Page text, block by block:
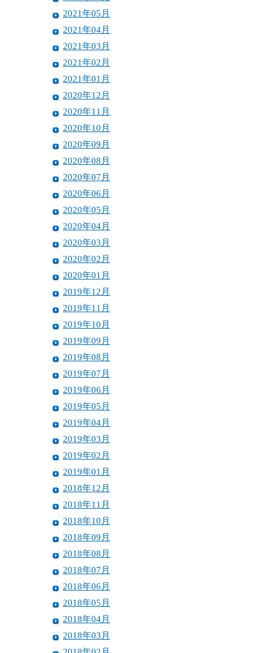
2021年05月
2021年04月
2021年03月
2021年02月
2021年01月
2020年12月
2020年11月
2020年10月
2020年09月
2020年08月
2020年07月
2020年06月
2020年05月
2020年04月
2020年03月
2020年02月
2020年01月
2019年12月
2019年11月
2019年10月
2019年09月
2019年08月
2019年07月
2019年06月
2019年05月
2019年04月
2019年03月
2019年02月
2019年01月
2018年12月
2018年11月
2018年10月
2018年09月
2018年08月
2018年07月
2018年06月
2018年05月
2018年04月
2018年03月